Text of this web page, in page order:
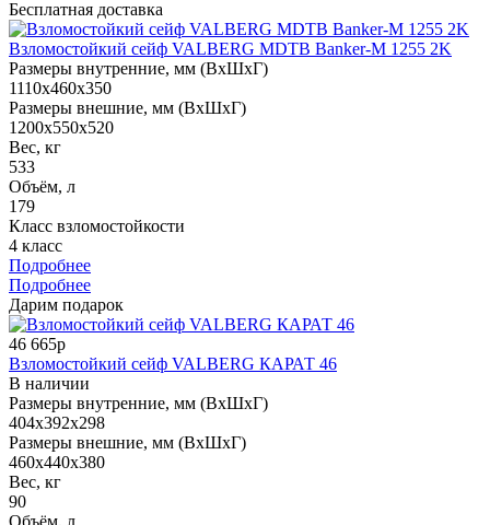
Бесплатная доставка
Взломостойкий сейф VALBERG MDTB Banker-M 1255 2K
Размеры внутренние, мм (ВхШхГ)
1110x460x350
Размеры внешние, мм (ВхШхГ)
1200x550x520
Вес, кг
533
Объём, л
179
Класс взломостойкости
4 класс
Подробнее
Подробнее
Дарим подарок
46 665р
Взломостойкий сейф VALBERG КАРАТ 46
В наличии
Размеры внутренние, мм (ВхШхГ)
404x392x298
Размеры внешние, мм (ВхШхГ)
460x440x380
Вес, кг
90
Объём, л